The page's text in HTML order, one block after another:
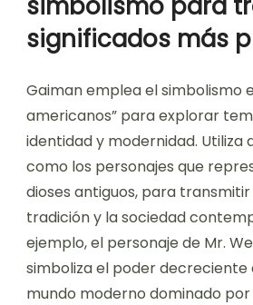
significados más
Gaiman emplea el simbolismo
americanos” para explorar
identidad y modernidad. Utiliza
como los personajes que
dioses antiguos, para
tradición y la sociedad
ejemplo, el personaje de Mr.
simboliza el poder decreciente
mundo moderno dominado